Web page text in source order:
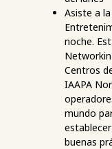
Asiste a
noche.
Centros
IAAPA
mundo
buenas